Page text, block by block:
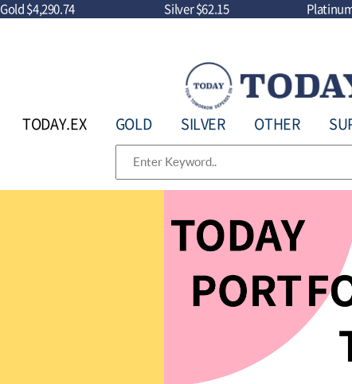
Gold$4,290.74 Silver$62.15
TODAY.EX GOLD SILVER OTHER